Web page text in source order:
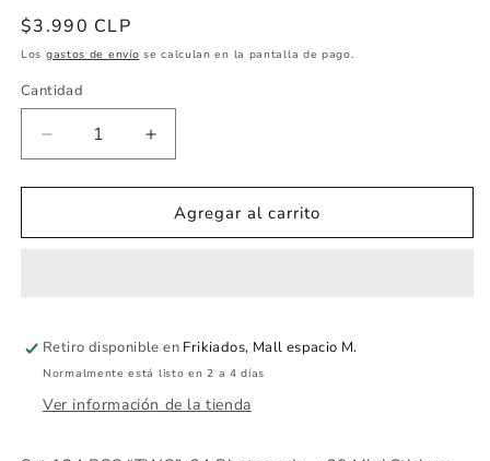
Precio
habitual
$3.990 CLP
Los gastos de envío se calculan en la pantalla de pago.
Cantidad
Cantidad
Reducir
cantidad
para
124
+
60
Mini
Stickers.
Aumentar
cantidad
para
Set
124
+
60
Mini
Stickers.
Agregar al carrito
Retiro disponible en Frikiados, Mall espacio M.
Normalmente está listo en 2 a 4 días
Ver información de la tienda